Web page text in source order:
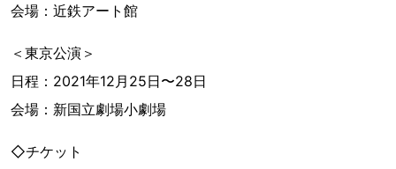
会場：近鉄アート館
＜東京公演＞
日程：2021年12月25日〜28日
会場：新国立劇場小劇場
◇チケット